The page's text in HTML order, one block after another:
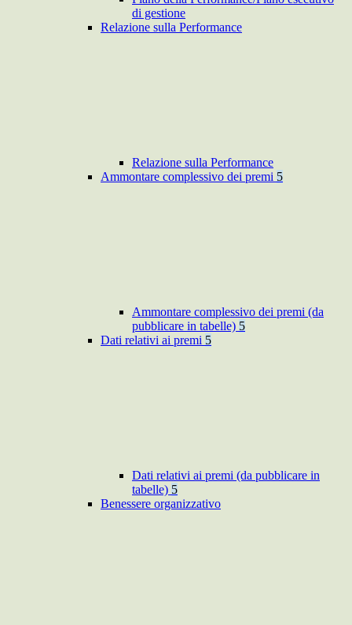
di gestione
Relazione sulla Performance
Relazione sulla Performance
Ammontare complessivo dei premi 5
Ammontare complessivo dei premi (da
pubblicare in tabelle) 5
Dati relativi ai premi 5
Dati relativi ai premi (da pubblicare in
tabelle) 5
Benessere organizzativo